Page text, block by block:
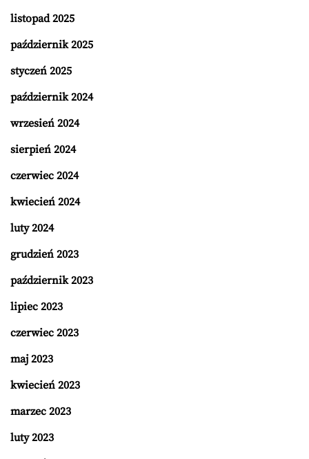
listopad 2025
październik 2025
styczeń 2025
październik 2024
wrzesień 2024
sierpień 2024
czerwiec 2024
kwiecień 2024
luty 2024
grudzień 2023
październik 2023
lipiec 2023
czerwiec 2023
maj 2023
kwiecień 2023
marzec 2023
luty 2023